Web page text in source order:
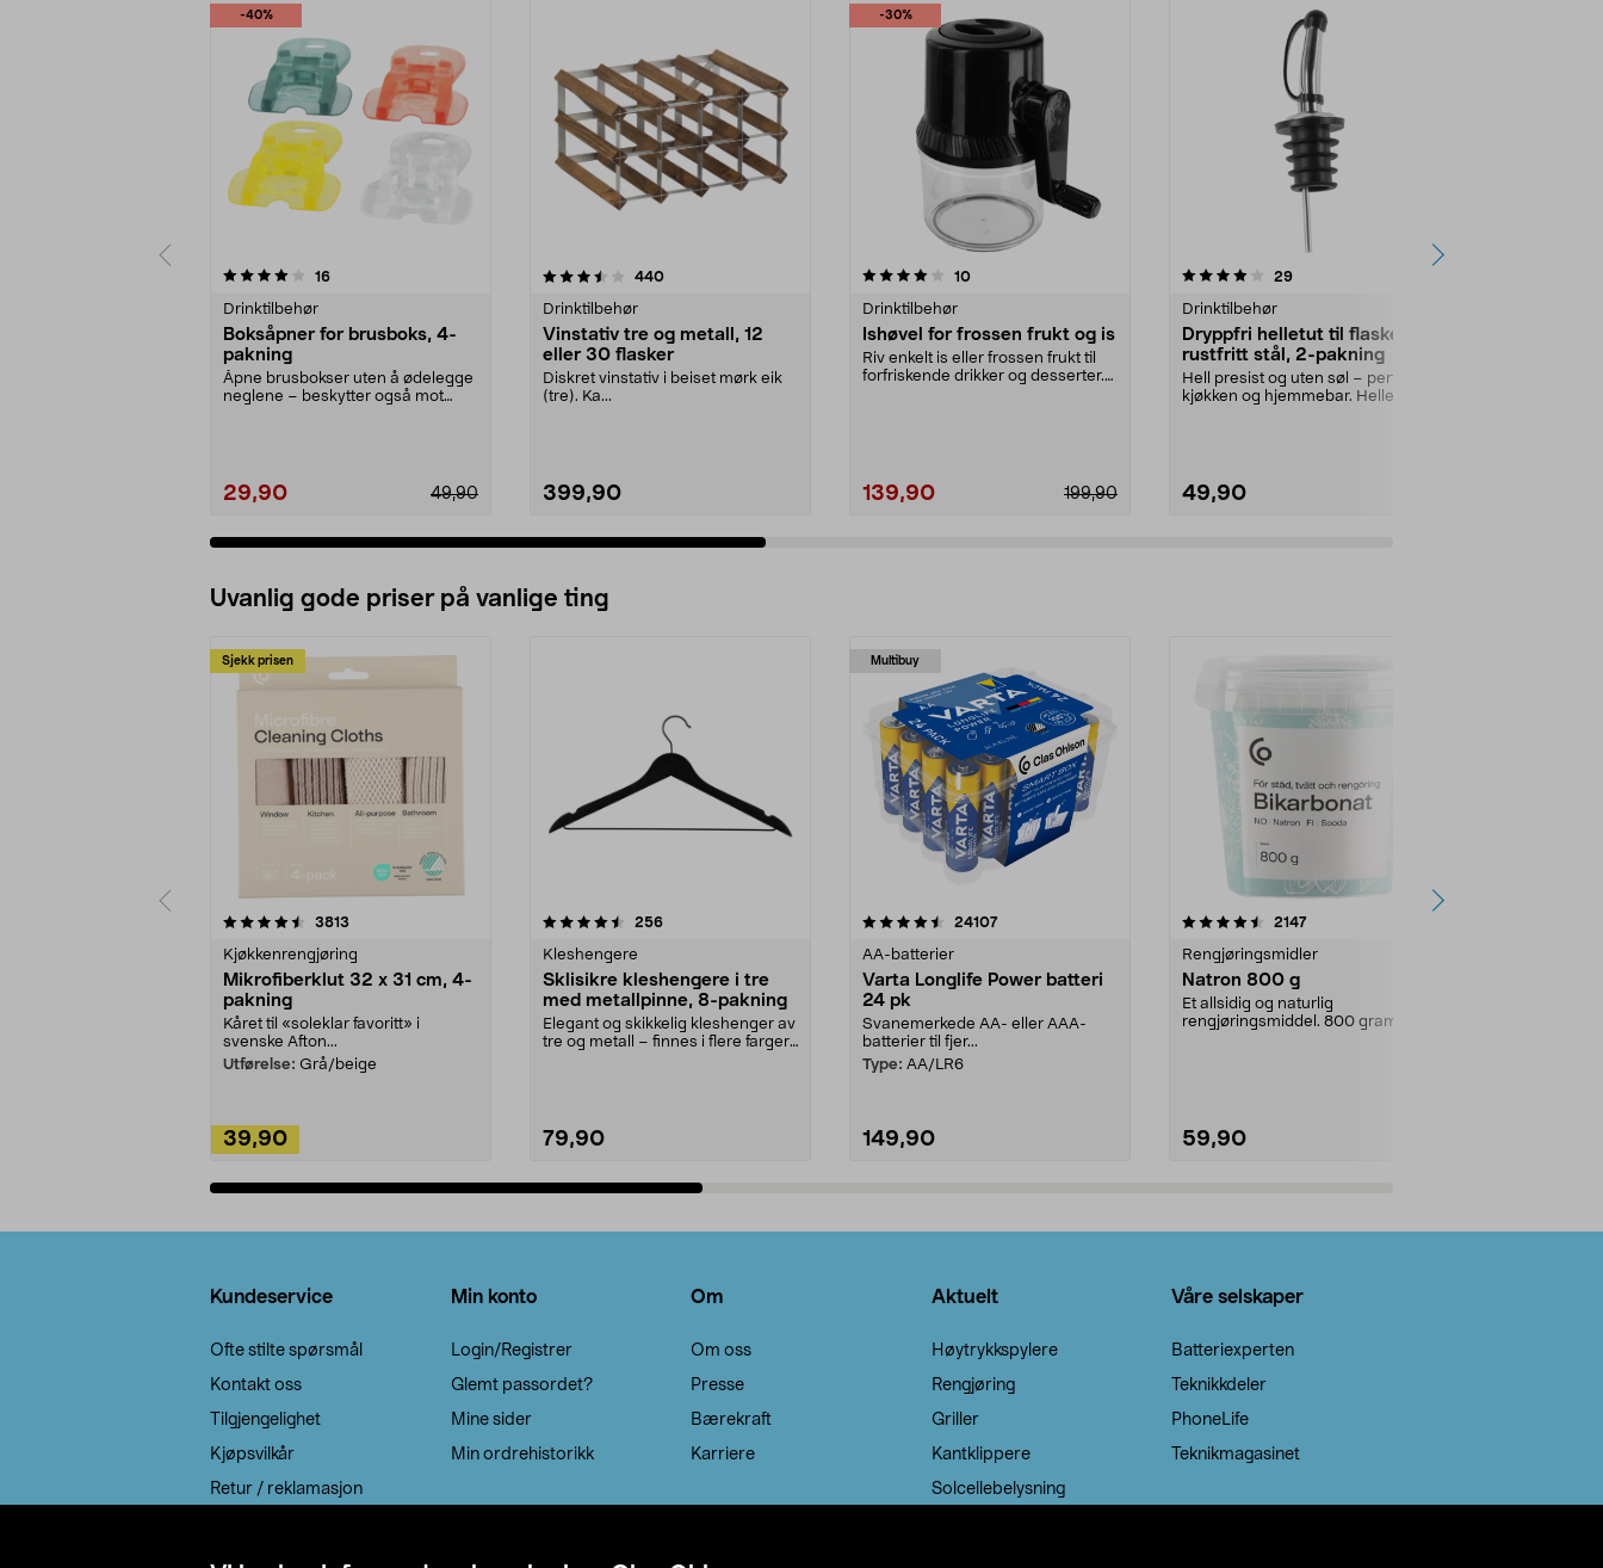
-40%
16anmeldelser
Drinktilbehør
Boksåpner for brusboks, 4-
pakning
Åpne brusbokser uten å ødelegge
neglene – beskytter også mot
29,90 49,90
3.5 av 5 stjerner 440anmeldelser
Drinktilbehør
Vinstativ tre og metall, 12
eller 30 flasker
Diskret vinstativ i beiset mørk eik
(tre). Ka...
399,90
-30%
4.0 av 5 stjerner 10anmeldelser
Drinktilbehør
Ishøvel for frossen frukt og is
Riv enkelt is eller frossen frukt til
forfriskende drikker og desserter.
139,90 199,90
4.0 av 5 stjerner 29anmeldelser
Drinktilbehør
Dryppfri helletut til flaske,
rustfritt stål, 2-pakning
Hell presist og uten søl – perfekt til
kjøkken og hjemmebar. Helletut i
49,90
4.5 av 5 stjerner
Uvanlig gode priser på vanlige ting
Sjekk prisen
3813
Kjøkkenrengjøring
Mikrofiberklut 32 x 31 cm, 4-
pakning
Kåret til «soleklar favoritt» i
svenske Afton...
Utførelse: Grå/beige
39,90
4.5av 5 stjerner 256anmeldelser
Kleshengere
Sklisikre kleshengere i tre
med metallpinne, 8-pakning
Elegant og skikkelig kleshenger av
tre og metall – finnes i flere farger.
79,90
Multibuy
4.5av 5 stjerner 24107anmeldelser
AA-batterier
Varta Longlife Power batteri
24 pk
Svanemerkede AA- eller AAA-
batterier til fjer...
Type: AA/LR6
149,90
4.5av 5 stjerner 2147anmeldelser
Rengjøringsmidler
Natron 800 g
Et allsidig og naturlig
rengjøringsmiddel. 800 gram
59,90
4.0av 5 stjerner
Kundeservice
Ofte stilte spørsmål
Kontakt oss
Tilgjengelighet
Kjøpsvilkår
Retur / reklamasjon
Min konto
Login/Registrer
Glemt passordet?
Mine sider
Min ordrehistorikk
Om
Om oss
Presse
Bærekraft
Karriere
Aktuelt
Høytrykkspylere
Rengjøring
Griller
Kantklippere
Solcellebelysning
Våre selskaper
Batteriexperten
Teknikkdeler
PhoneLife
Teknikmagasinet